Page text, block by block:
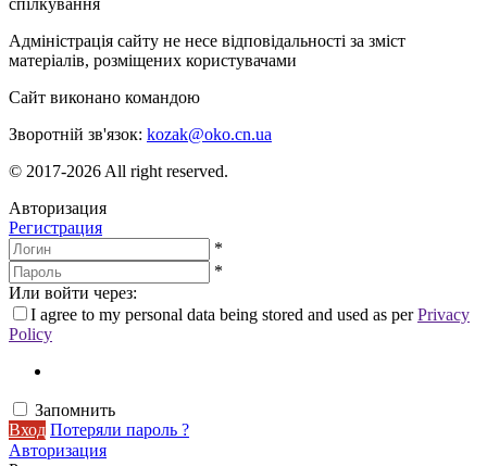
Адміністрація сайту не несе відповідальності за зміст
матеріалів, розміщених користувачами
Сайт виконано командою
Зворотній зв'язок: kozak@oko.cn.ua
© 2017-2026 All right reserved.
Авторизация
Регистрация
*
*
Или войти через:
I agree to my personal data being stored and used as perPrivacy
Policy
Запомнить
Вход Потеряли пароль ?
Авторизация